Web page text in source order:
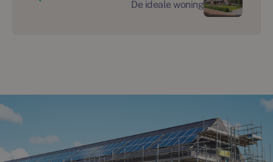
De ideale woning